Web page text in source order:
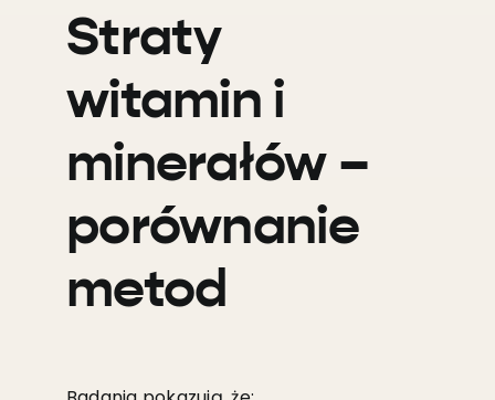
Straty
witamin i
minerałów –
porównanie
metod